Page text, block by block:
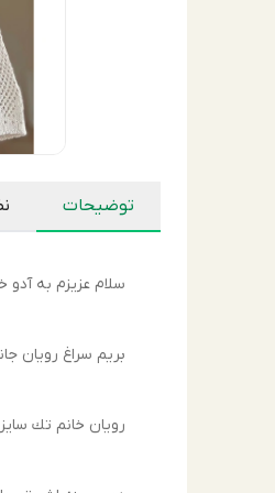
توضیحات
سلام عزيزم به
بريم سراغ رويان جانم
رويان خانم تك